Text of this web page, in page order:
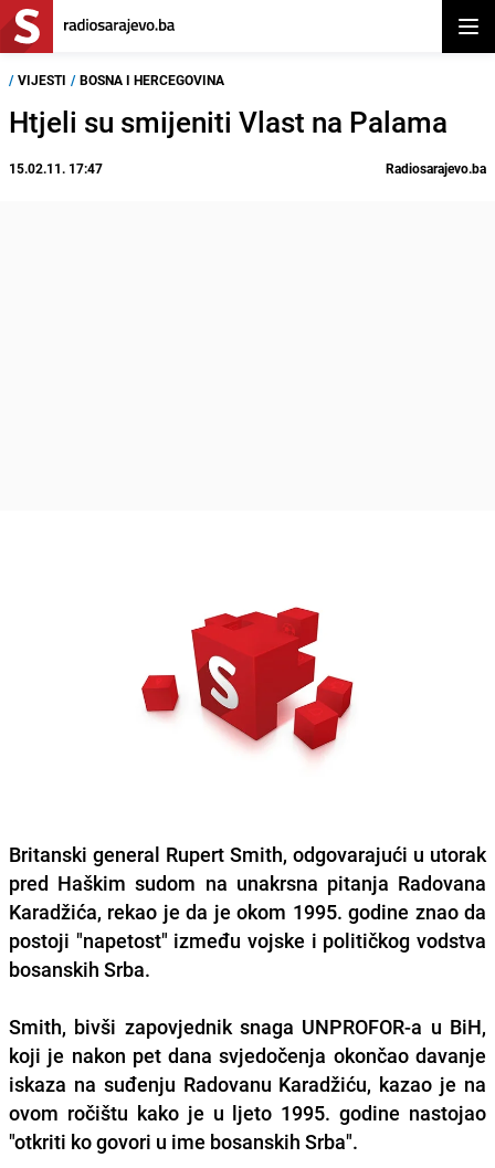
/ VIJESTI / BOSNA I HERCEGOVINA
Htjeli su smijeniti Vlast na Palama
15.02.11. 17:47 Radiosarajevo.ba
Britanski general Rupert Smith, odgovarajući u utorak
pred Haškim sudom na unakrsna pitanja Radovana
Karadžića, rekao je da je okom 1995. godine znao da
postoji "napetost" između vojske i političkog vodstva
bosanskih Srba.
Smith, bivši zapovjednik snaga UNPROFOR-a u BiH,
koji je nakon pet dana svjedočenja okončao davanje
iskaza na suđenju Radovanu Karadžiću, kazao je na
ovom ročištu kako je u ljeto 1995. godine nastojao
"otkriti ko govori u ime bosanskih Srba".